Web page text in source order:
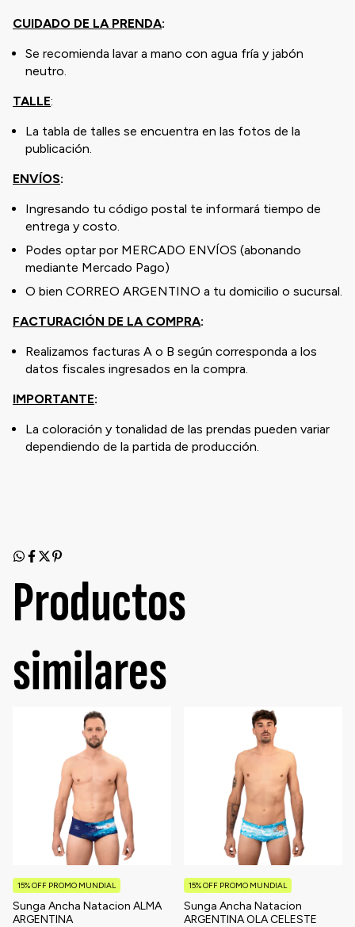
CUIDADO DE LA PRENDA:
Se recomienda lavar a mano con agua fría y jabón
neutro.
TALLE:
La tabla de talles se encuentra en las fotos de la
publicación.
ENVÍOS:
Ingresando tu código postal te informará tiempo de
entrega y costo.
Podes optar por MERCADO ENVÍOS (abonando
mediante Mercado Pago)
O bien CORREO ARGENTINO a tu domicilio o sucursal.
FACTURACIÓN DE LA COMPRA:
Realizamos facturas A o B según corresponda a los
datos fiscales ingresados en la compra.
IMPORTANTE:
La coloración y tonalidad de las prendas pueden variar
dependiendo de la partida de producción.
Productos
similares
Sunga Ancha Natacion ALMA
ARGENTINA
15% OFF PROMO MUNDIAL
Sunga Ancha Natacion
ARGENTINA OLA CELESTE
15% OFF PROMO MUNDIAL